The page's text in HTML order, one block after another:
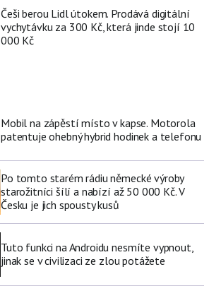
Češi berou Lidl útokem. Prodává digitální
vychytávku za 300 Kč, která jinde stojí 10
000 Kč
Mobil na zápěstí místo v kapse. Motorola
patentuje ohebný hybrid hodinek a telefonu
Po tomto starém rádiu německé výroby
starožitníci šílí a nabízí až 50 000 Kč. V
Česku je jich spousty kusů
Tuto funkci na Androidu nesmíte vypnout,
jinak se v civilizaci ze zlou potážete